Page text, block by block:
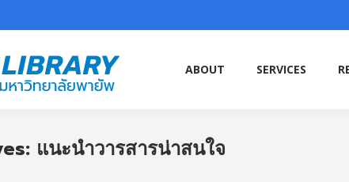
ABOUT SERVICES
แนะนำวารสารน่าสนใจ
ABOUT SERVICES